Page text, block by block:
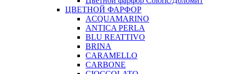
ЦВЕТНОЙ ФАРФОР
ACQUAMARINO
ANTICA PERLA
BLU REATTIVO
BRINA
CARAMELLO
CARBONE